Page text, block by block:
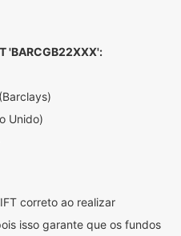
'BARCGB22XXX':
Unido)
correto ao realizar
isso garante que os fundos